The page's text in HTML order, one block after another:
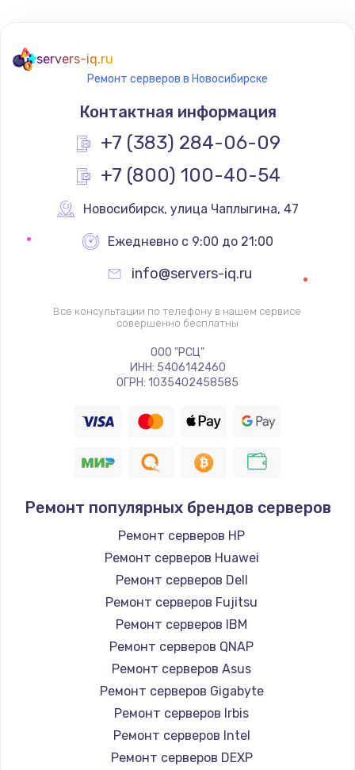
Замена южного моста
2300 руб.
Заказать
Замена вебкамеры
1340 руб.
Заказать
Ремонт петель крышки
Заказать
Настройка Wi-Fi
1260 руб.
Заказать
Замена шим-контроллера
Заказать
1200 руб.
Заказать
Установка драйверов
950 руб.
Заказать
Замена жесткого диска
1000 руб.
servers-iq.ru
Ремонт серверов в Новосибирске
Контактная информация
+7 (383) 284-06-09
+7 (800) 100-40-54
Новосибирск, улица Чаплыгина, 47
Ежедневно с 9:00 до 21:00
info@servers-iq.ru
Все консультации по телефону в нашем сервисе
совершенно бесплатны
ООО "РСЦ"
ИНН: 5406142460
ОГРН: 1035402458585
Ремонт популярных брендов серверов
Ремонт серверов HP
Ремонт серверов Huawei
Ремонт серверов Dell
Ремонт серверов Fujitsu
Ремонт серверов IBM
Ремонт серверов QNAP
Ремонт серверов Asus
Ремонт серверов Gigabyte
Ремонт серверов Irbis
Ремонт серверов Intel
Ремонт серверов DEXP